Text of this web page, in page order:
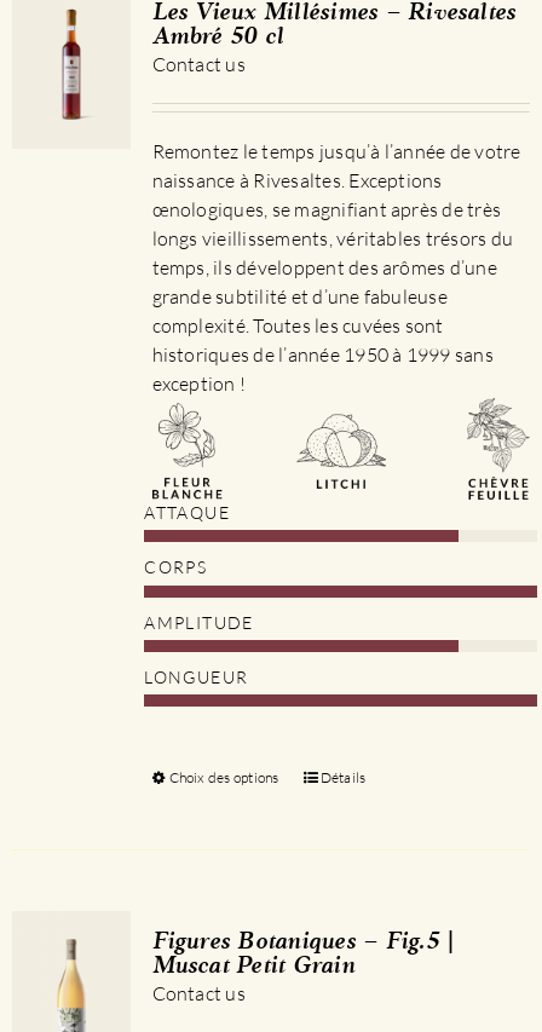
Les Vieux Millésimes – Rivesaltes
Ambré 50 cl
Contact us
Remontez le temps jusqu’à l’année de votre
naissance à Rivesaltes. Exceptions
œnologiques, se magnifiant après de très
longs vieillissements, véritables trésors du
temps, ils développent des arômes d’une
grande subtilité et d’une fabuleuse
complexité. Toutes les cuvées sont
historiques de l’année 1950 à 1999 sans
exception !
ATTAQUE
CORPS
AMPLITUDE
LONGUEUR
Choix des options
Ce
options
Détails
Figures Botaniques – Fig.5 |
Muscat Petit Grain
Contact us